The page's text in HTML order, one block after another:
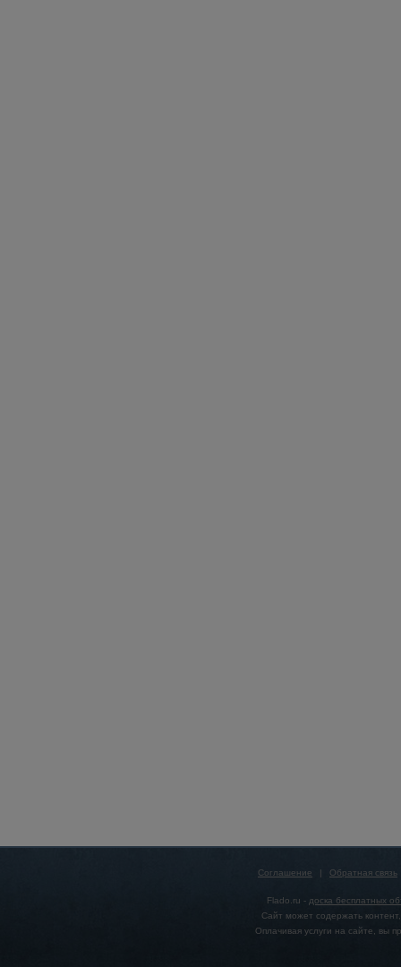
Соглашение | Обратная связь
Flado.ru - доска бесплатных
Сайт может содержать
Оплачивая услуги на сайте, вы